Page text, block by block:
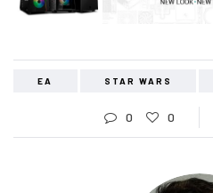
EA STAR WARS
0 0